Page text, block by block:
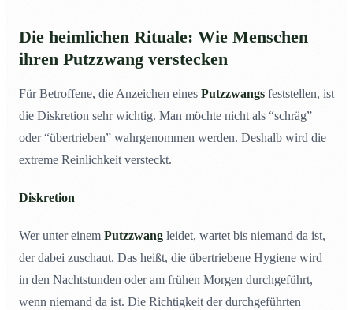
Die heimlichen Rituale: Wie Menschen
ihren Putzzwang verstecken
Für Betroffene, die Anzeichen eines Putzzwangs feststellen, ist
die Diskretion sehr wichtig. Man möchte nicht als “schräg”
oder “übertrieben” wahrgenommen werden. Deshalb wird die
extreme Reinlichkeit versteckt.
Diskretion
Wer unter einem Putzzwang leidet, wartet bis niemand da ist,
der dabei zuschaut. Das heißt, die übertriebene Hygiene wird
in den Nachtstunden oder am frühen Morgen durchgeführt,
wenn niemand da ist. Die Richtigkeit der durchgeführten